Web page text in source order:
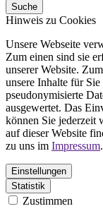
Suche
Hinweis zu Cookies
Unsere Webseite
Zum einen sind sie
unserer Website.
unsere Inhalte für
pseudonymisierte
ausgewertet. Das
können Sie jederzeit
auf dieser Website
zu uns im Impressum.
Einstellungen
Statistik
Zustimmen